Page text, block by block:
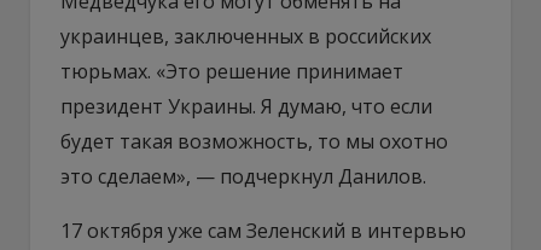
украинцев, заключенных в российских
тюрьмах. «Это решение принимает
президент Украины. Я думаю, что если
будет такая возможность, то мы охотно
это сделаем», — подчеркнул Данилов.
17 октября уже сам Зеленский в интервью